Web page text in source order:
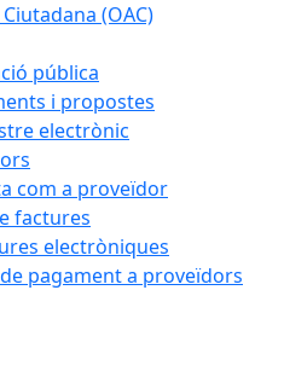
(OAC)
pública
i propostes
electrònic
com a proveïdor
factures
electròniques
pagament a proveïdors